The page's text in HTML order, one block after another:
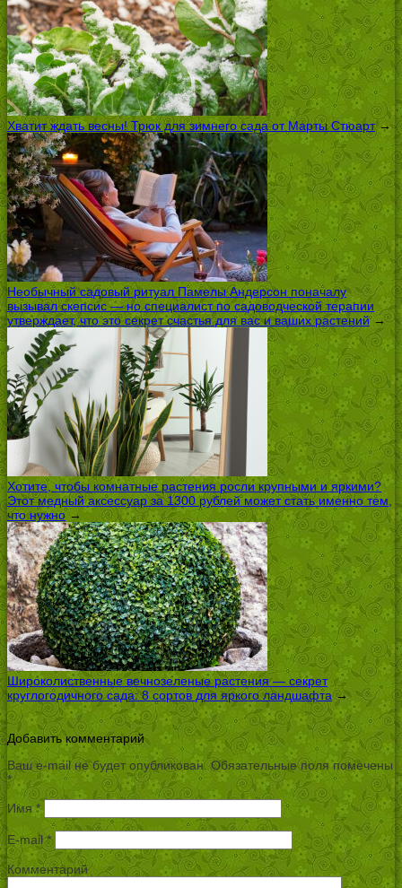
Хватит ждать весны! Трюк для зимнего сада от Марты Стюарт→
Необычный садовый ритуал Памелы Андерсон поначалу
вызывал скепсис — но специалист по садоводческой терапии
утверждает, что это секрет счастья для вас и ваших растений→
Хотите, чтобы комнатные растения росли крупными и яркими?
Этот медный аксессуар за 1300 рублей может стать именно тем,
что нужно→
Широколиственные вечнозеленые растения — секрет
круглогодичного сада: 8 сортов для яркого ландшафта→
Добавить комментарий
Ваш e-mail не будет опубликован. Обязательные поля помечены
*
Имя*
E-mail*
Комментарий